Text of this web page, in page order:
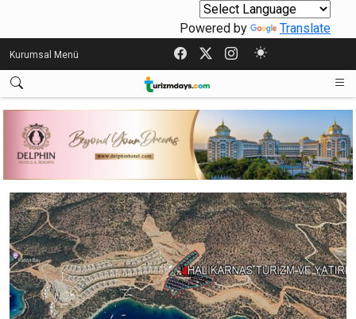
Powered by Translate
Kurumsal Menü